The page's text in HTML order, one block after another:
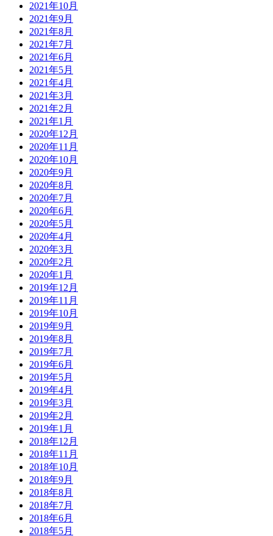
2021年10月
2021年9月
2021年8月
2021年7月
2021年6月
2021年5月
2021年4月
2021年3月
2021年2月
2021年1月
2020年12月
2020年11月
2020年10月
2020年9月
2020年8月
2020年7月
2020年6月
2020年5月
2020年4月
2020年3月
2020年2月
2020年1月
2019年12月
2019年11月
2019年10月
2019年9月
2019年8月
2019年7月
2019年6月
2019年5月
2019年4月
2019年3月
2019年2月
2019年1月
2018年12月
2018年11月
2018年10月
2018年9月
2018年8月
2018年7月
2018年6月
2018年5月